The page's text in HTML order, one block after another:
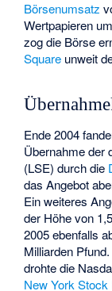
Börsenumsatz
Wertpapieren
zog die Börse
Square unweit
Ende 2004
Übernahme der
(LSE) durch die
das Angebot
Ein weiteres
der Höhe von
2005 ebenfalls
Milliarden
drohte die
New York